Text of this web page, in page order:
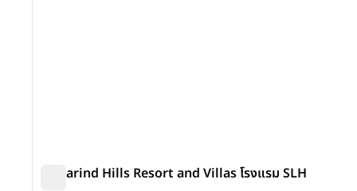
Tamarind Hills Resort and Villas โรงแรม SLH